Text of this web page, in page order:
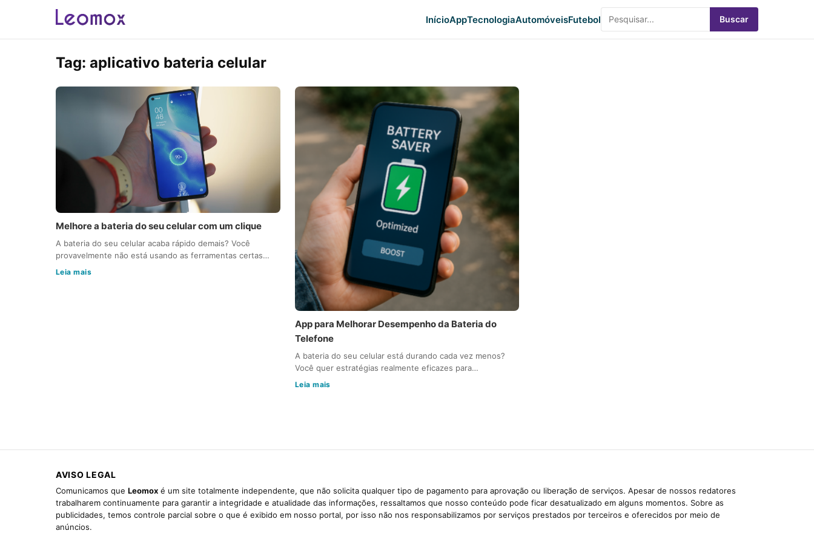
InícioAppTecnologiaAutomóveisFutebol Buscar
Tag: aplicativo bateria celular
Melhore a bateria do seu celular com um clique
A bateria do seu celular acaba rápido demais? Você
provavelmente não está usando as ferramentas certas…
Leia mais
App para Melhorar Desempenho da Bateria do
Telefone
A bateria do seu celular está durando cada vez menos?
Você quer estratégias realmente eficazes para…
Leia mais
AVISO LEGAL
Comunicamos que Leomox é um site totalmente independente, que não solicita qualquer tipo de pagamento para aprovação ou liberação de serviços. Apesar de nossos redatores
trabalharem continuamente para garantir a integridade e atualidade das informações, ressaltamos que nosso conteúdo pode ficar desatualizado em alguns momentos. Sobre as
publicidades, temos controle parcial sobre o que é exibido em nosso portal, por isso não nos responsabilizamos por serviços prestados por terceiros e oferecidos por meio de
anúncios.